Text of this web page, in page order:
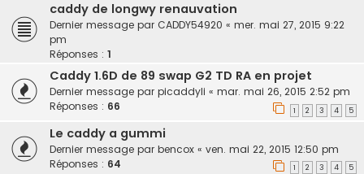
caddy de longwy renauvation
Dernier message par CADDY54920 « mer. mai 27, 2015 9:22
pm
Réponses : 1
Caddy 1.6D de 89 swap G2 TD RA en projet
Dernier message par picaddyli « mar. mai 26, 2015 2:52 pm
Réponses : 66 1 2 3 4 5
Le caddy a gummi
Dernier message par bencox « ven. mai 22, 2015 12:50 pm
Réponses : 64 1 2 3 4 5